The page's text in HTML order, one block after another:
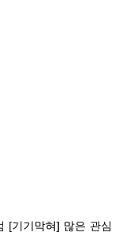
[기기막혀] 많은 관심